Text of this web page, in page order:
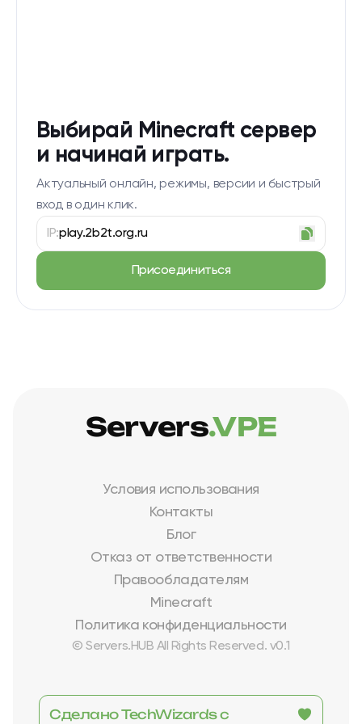
Выбирай Minecraft сервер
и начинай играть.
Актуальный онлайн, режимы, версии и быстрый
вход в один клик.
IP:play.2b2t.org.ru
Присоединиться
Условия использования
Контакты
Блог
Отказ от ответственности
Правообладателям
Minecraft
Политика конфиденциальности
© Servers.HUB All Rights Reserved. v0.1
Servers.VPE
Сделано TechWizards с